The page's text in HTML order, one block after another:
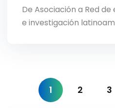
De Asociación a Red
e investigación
1 2 3